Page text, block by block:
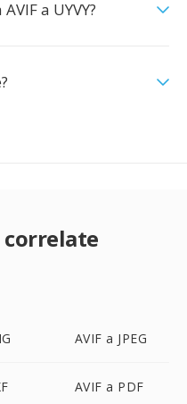
a UYVY?
AVIF a JPEG
AVIF a PDF